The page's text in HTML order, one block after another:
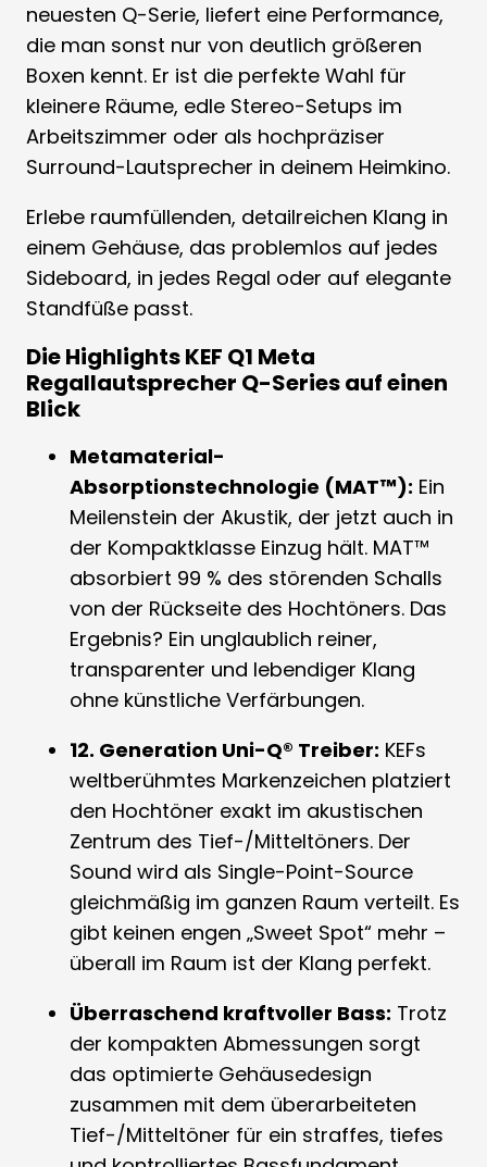
neuesten Q-Serie, liefert eine Performance,
die man sonst nur von deutlich größeren
Boxen kennt. Er ist die perfekte Wahl für
kleinere Räume, edle Stereo-Setups im
Arbeitszimmer oder als hochpräziser
Surround-Lautsprecher in deinem Heimkino.
Erlebe raumfüllenden, detailreichen Klang in
einem Gehäuse, das problemlos auf jedes
Sideboard, in jedes Regal oder auf elegante
Standfüße passt.
Die Highlights KEF Q1 Meta
Regallautsprecher Q-Series auf einen
Blick
Metamaterial-
Absorptionstechnologie (MAT™): Ein
Meilenstein der Akustik, der jetzt auch in
der Kompaktklasse Einzug hält. MAT™
absorbiert 99 % des störenden Schalls
von der Rückseite des Hochtöners. Das
Ergebnis? Ein unglaublich reiner,
transparenter und lebendiger Klang
ohne künstliche Verfärbungen.
12. Generation Uni-Q® Treiber: KEFs
weltberühmtes Markenzeichen platziert
den Hochtöner exakt im akustischen
Zentrum des Tief-/Mitteltöners. Der
Sound wird als Single-Point-Source
gleichmäßig im ganzen Raum verteilt. Es
gibt keinen engen „Sweet Spot“ mehr –
überall im Raum ist der Klang perfekt.
Überraschend kraftvoller Bass: Trotz
der kompakten Abmessungen sorgt
das optimierte Gehäusedesign
zusammen mit dem überarbeiteten
Tief-/Mitteltöner für ein straffes, tiefes